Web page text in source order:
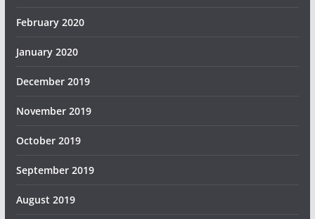
February 2020
January 2020
December 2019
November 2019
October 2019
September 2019
August 2019